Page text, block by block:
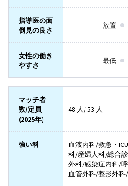
指導医の面
倒見の良さ
放置
女性の働き
やすさ
最低
マッチ者
数/定員
(2025年)
48 人/ 53 人
強い科
血液内科/救急・
科/産婦人科/総合
外科/感染症内科/
血管外科/整形外